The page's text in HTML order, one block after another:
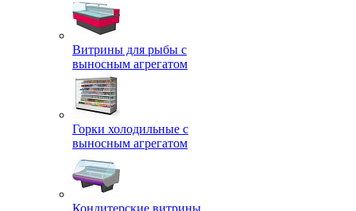
Витрины для рыбы с
выносным агрегатом
Горки холодильные с
выносным агрегатом
Кондитерские витрины